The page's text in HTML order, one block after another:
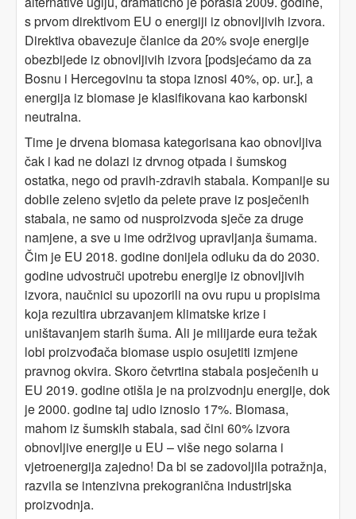
s prvom direktivom EU o energiji iz obnovljivih izvora.
Direktiva obavezuje članice da 20% svoje energije
obezbijede iz obnovljivih izvora [podsjećamo da za
Bosnu i Hercegovinu ta stopa iznosi 40%, op. ur.], a
energija iz biomase je klasifikovana kao karbonski
neutralna.
Time je drvena biomasa kategorisana kao obnovljiva
čak i kad ne dolazi iz drvnog otpada i šumskog
ostatka, nego od pravih-zdravih stabala. Kompanije su
dobile zeleno svjetlo da pelete prave iz posječenih
stabala, ne samo od nusproizvoda sječe za druge
namjene, a sve u ime održivog upravljanja šumama.
Čim je EU 2018. godine donijela odluku da do 2030.
godine udvostruči upotrebu energije iz obnovljivih
izvora, naučnici su upozorili na ovu rupu u propisima
koja rezultira ubrzavanjem klimatske krize i
uništavanjem starih šuma. Ali je milijarde eura težak
lobi proizvođača biomase uspio osujetiti izmjene
pravnog okvira. Skoro četvrtina stabala posječenih u
EU 2019. godine otišla je na proizvodnju energije, dok
je 2000. godine taj udio iznosio 17%. Biomasa,
mahom iz šumskih stabala, sad čini 60% izvora
obnovljive energije u EU – više nego solarna i
vjetroenergija zajedno! Da bi se zadovoljila potražnja,
razvila se intenzivna prekogranična industrijska
proizvodnja.